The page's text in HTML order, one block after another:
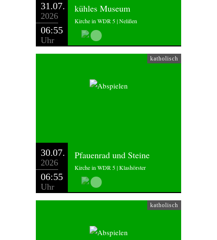
31.07.
2026
06:55
Uhr
kühles Museum
Kirche in WDR 5 | Nelißen
katholisch
30.07.
2026
06:55
Uhr
Pfauenrad und Steine
Kirche in WDR 5 | Klashörster
katholisch